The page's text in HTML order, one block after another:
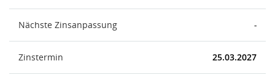
Nächste Zinsanpassung -
Zinstermin 25.03.2027